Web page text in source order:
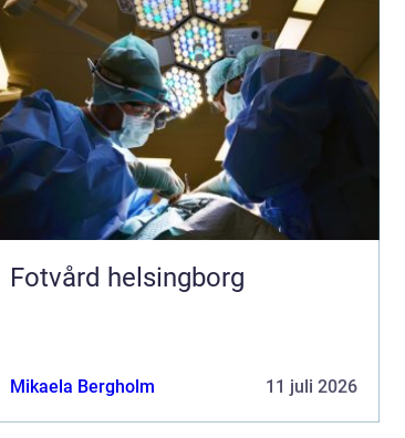
Fotvård helsingborg
Mikaela Bergholm 11 juli 2026